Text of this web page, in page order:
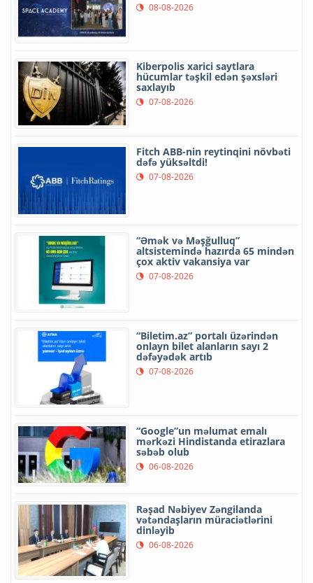
08-08-2026
Kiberpolis xarici saytlara
hücumlar təşkil edən şəxsləri
saxlayıb
07-08-2026
Fitch ABB-nin reytinqini növbəti
dəfə yüksəltdi!
07-08-2026
“Əmək və Məşğulluq”
altsistemində hazırda 65 mindən
çox aktiv vakansiya var
07-08-2026
“Biletim.az” portalı üzərindən
onlayn bilet alanların sayı 2
dəfəyədək artıb
07-08-2026
“Google”un məlumat emalı
mərkəzi Hindistanda etirazlara
səbəb olub
06-08-2026
Rəşad Nəbiyev Zəngilanda
vətəndaşların müraciətlərini
dinləyib
06-08-2026